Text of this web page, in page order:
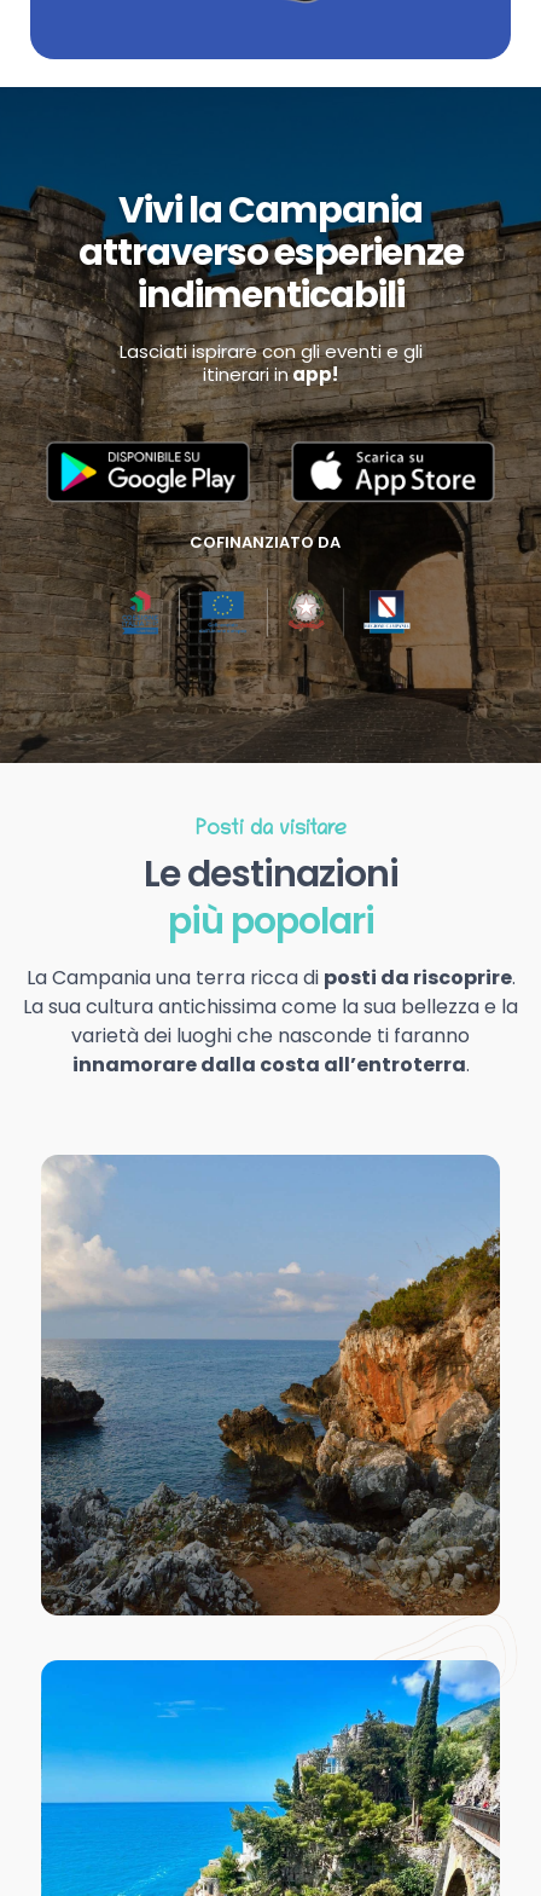
Vivi la Campania
attraverso esperienze
indimenticabili
Lasciati ispirare con gli eventi e gli
itinerari inapp!
COFINANZIATO DA
Posti da visitare
Le destinazioni
più popolari
La Campania una terra ricca di posti da riscoprire.
La sua cultura antichissima come la sua bellezza e la
varietà dei luoghi che nasconde ti faranno
innamorare dalla costa all’entroterra.